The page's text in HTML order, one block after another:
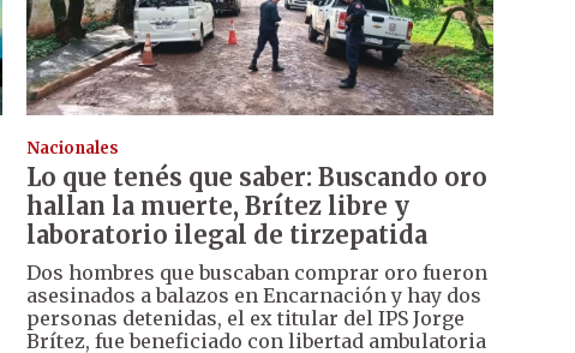
Nacionales
Lo que tenés que saber: Buscando oro
hallan la muerte, Brítez libre y
laboratorio ilegal de tirzepatida
Dos hombres que buscaban comprar oro fueron
asesinados a balazos en Encarnación y hay dos
personas detenidas, el ex titular del IPS Jorge
Brítez, fue beneficiado con libertad ambulatoria